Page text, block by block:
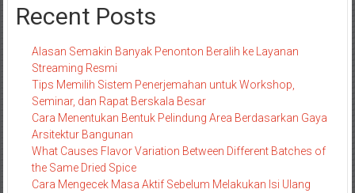
Recent Posts
Alasan Semakin Banyak Penonton Beralih ke Layanan
Streaming Resmi
Tips Memilih Sistem Penerjemahan untuk Workshop,
Seminar, dan Rapat Berskala Besar
Cara Menentukan Bentuk Pelindung Area Berdasarkan Gaya
Arsitektur Bangunan
What Causes Flavor Variation Between Different Batches of
the Same Dried Spice
Cara Mengecek Masa Aktif Sebelum Melakukan Isi Ulang